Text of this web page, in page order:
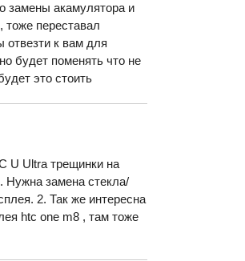
замены акамулятора и
переставал
отвезти к вам для
будет поменять что не
это стоить
U Ultra трещинки на
Нужна замена стекла/
2. Так же интересна
htc one m8 , там тоже